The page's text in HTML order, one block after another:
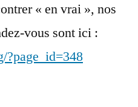
« en vrai », nos
vous sont ici :
?page_id=348